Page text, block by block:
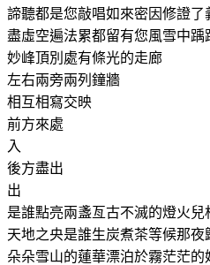
諦聽都是您敲唱如來密因修證了
盡虛空遍法累都留有您風雪中踽
妙峰頂別處有條光的走廊
左右兩旁兩列鐘牆
相互相寫交映
前方來處
入
後方盡出
出
是誰點亮兩盞亙古不滅的燈火兒
天地之央是誰生炭煮茶等候那夜
朵朵雪山的蓮華漂泊於霧茫茫的